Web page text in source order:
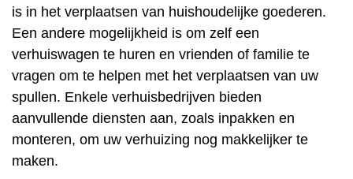
is in het verplaatsen van huishoudelijke goederen.
Een andere mogelijkheid is om zelf een
verhuiswagen te huren en vrienden of familie te
vragen om te helpen met het verplaatsen van uw
spullen. Enkele verhuisbedrijven bieden
aanvullende diensten aan, zoals inpakken en
monteren, om uw verhuizing nog makkelijker te
maken.